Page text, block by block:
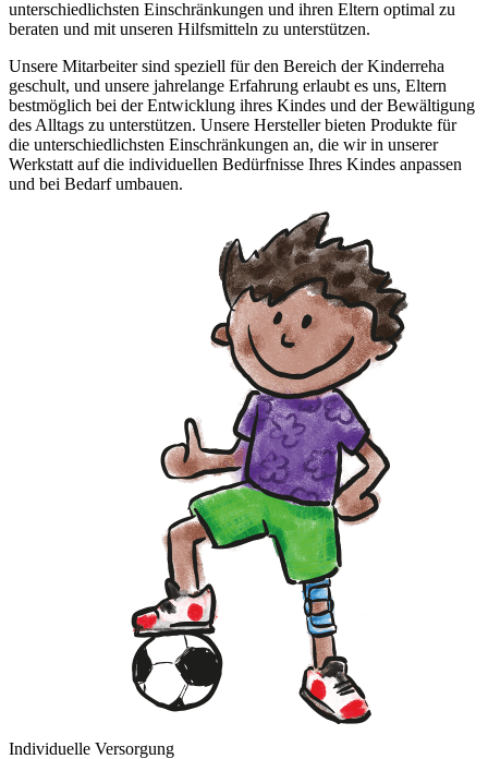
unterschiedlichsten Einschränkungen und ihren Eltern optimal zu
beraten und mit unseren Hilfsmitteln zu unterstützen.
Unsere Mitarbeiter sind speziell für den Bereich der Kinderreha
geschult, und unsere jahrelange Erfahrung erlaubt es uns, Eltern
bestmöglich bei der Entwicklung ihres Kindes und der Bewältigung
des Alltags zu unterstützen. Unsere Hersteller bieten Produkte für
die unterschiedlichsten Einschränkungen an, die wir in unserer
Werkstatt auf die individuellen Bedürfnisse Ihres Kindes anpassen
und bei Bedarf umbauen.
Individuelle Versorgung